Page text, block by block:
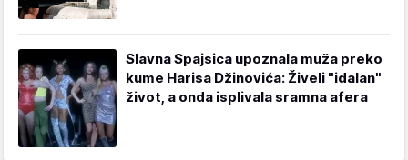
Slavna Spajsica upoznala muža preko
kume Harisa Džinovića: Živeli "idalan"
život, a onda isplivala sramna afera